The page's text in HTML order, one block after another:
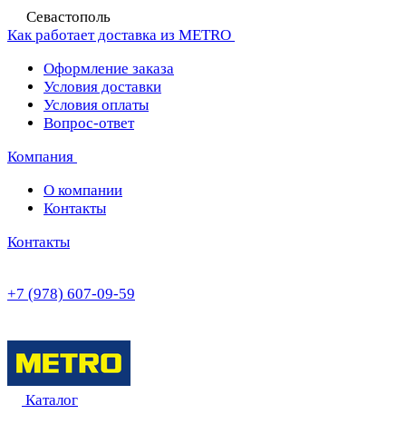
Севастополь
Как работает доставка из METRO
Оформление заказа
Условия доставки
Условия оплаты
Вопрос-ответ
Компания
О компании
Контакты
Контакты
+7 (978) 607-09-59
Каталог